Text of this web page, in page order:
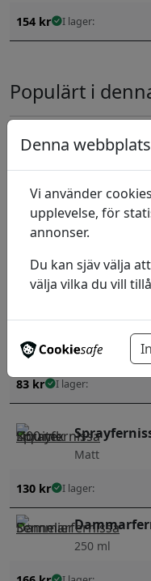
154 kr I lager:
Populärt i
Liquitex
Satin 946 ml
495 kr I lager:
75ml
83kr I lager:
75 ml
83 kr I lager:
Matt
130 kr I lager:
250 ml
Denna
Vi använder
upplevelse, för
annonser.
Du kan sjäv välja
välja vilka du vill